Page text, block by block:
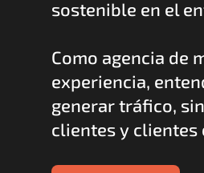
sostenible en el
Como agencia de
experiencia,
generar tráfico,
clientes y